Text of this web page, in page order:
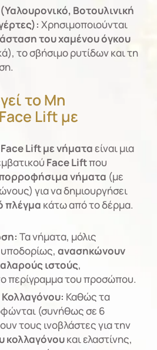
Βοτουλινική
Χρησιμοποιούνται
του χαμένου όγκου
το σβήσιμο ρυτίδων και τη
τοΜη
Face Lift με
Liftμε νήματαείναι μια
Face Liftπου
νήματα (με
για να δημιουργήσει
πλέγμα κάτω από το δέρμα.
Τα νήματα, μόλις
ανασηκώνουν
ιστούς,
περίγραμμα του προσώπου.
Καθώς τα
(συνήθως σε 6
τους ινοβλάστες για την
κολλαγόνουκαι ελαστίνης,